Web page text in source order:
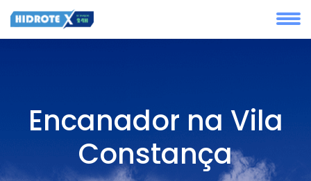
Encanador na Vila
Constança